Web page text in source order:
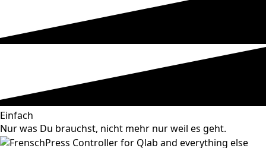
Einfach
Nur was Du brauchst, nicht mehr nur weil es geht.